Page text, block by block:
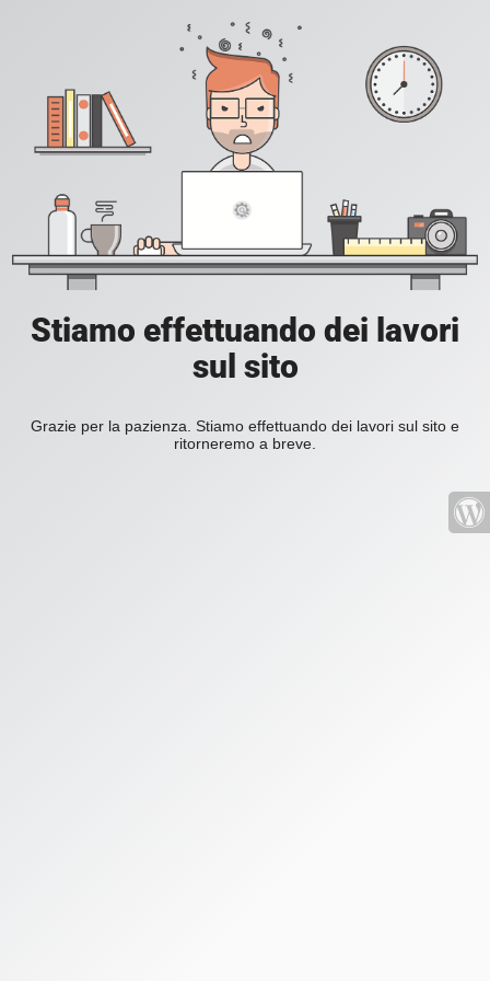
Stiamo effettuando dei lavori
sul sito
Grazie per la pazienza. Stiamo effettuando dei lavori sul sito e
ritorneremo a breve.